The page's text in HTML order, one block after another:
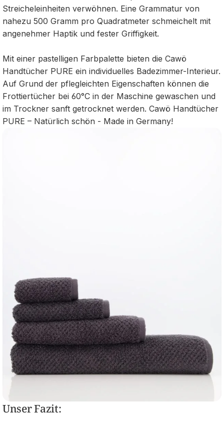
Streicheleinheiten verwöhnen. Eine Grammatur von
nahezu 500 Gramm pro Quadratmeter schmeichelt mit
angenehmer Haptik und fester Griffigkeit.
Mit einer pastelligen Farbpalette bieten die Cawö
Handtücher PURE ein individuelles Badezimmer-Interieur.
Auf Grund der pflegleichten Eigenschaften können die
Frottiertücher bei 60°C in der Maschine gewaschen und
im Trockner sanft getrocknet werden. Cawö Handtücher
PURE – Natürlich schön - Made in Germany!
Unser Fazit: